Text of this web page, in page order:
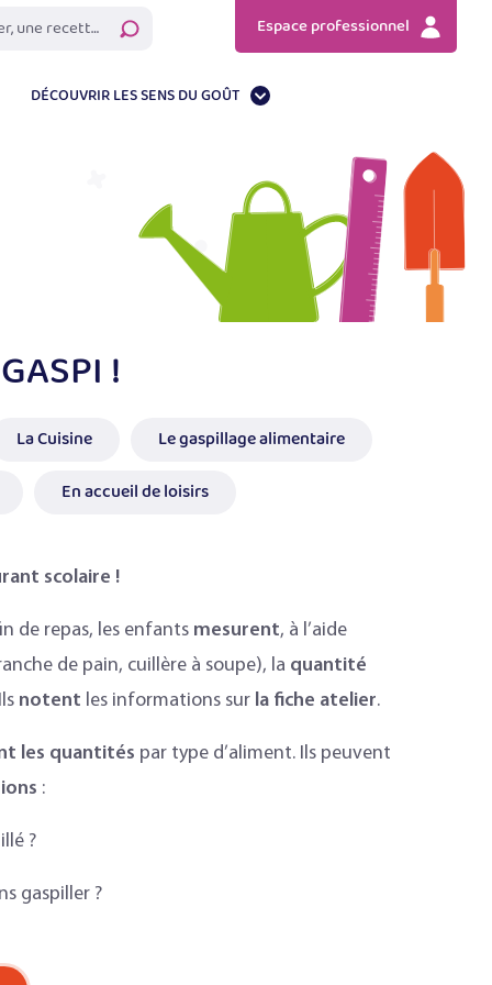
Espace professionnel
Rechercher
DÉCOUVRIR LES SENS DU GOÛT
!
La Cuisine
Le gaspillage alimentaire
En accueil de loisirs
scolaire !
de repas, les enfants mesurent, à l’aide
de pain, cuillère à soupe), la quantité
notent les informations sur la fiche atelier.
les quantités par type d’aliment. Ils peuvent
:
?
gaspiller ?